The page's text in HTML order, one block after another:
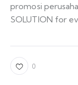
promosi
SOLUTION for
0